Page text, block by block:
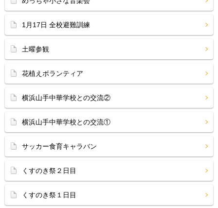
1月17日 全校避難訓練
土曜参観
花植えボランティア
横浜山手中華学校との交流②
横浜山手中華学校との交流①
サッカー食育キャラバン
くすのき祭２日目
くすのき祭１日目